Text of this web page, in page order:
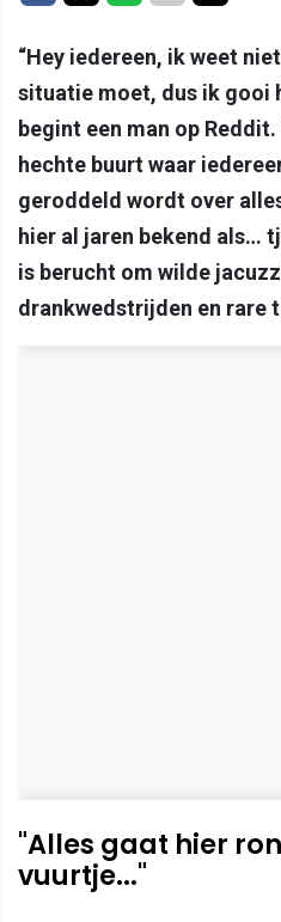
“Hey iedereen, ik weet
situatie moet, dus ik gooi
begint een man op
hechte buurt waar
geroddeld wordt over
hier al jaren bekend als…
is berucht om wilde
drankwedstrijden en rare
"Alles gaat hier
vuurtje..."